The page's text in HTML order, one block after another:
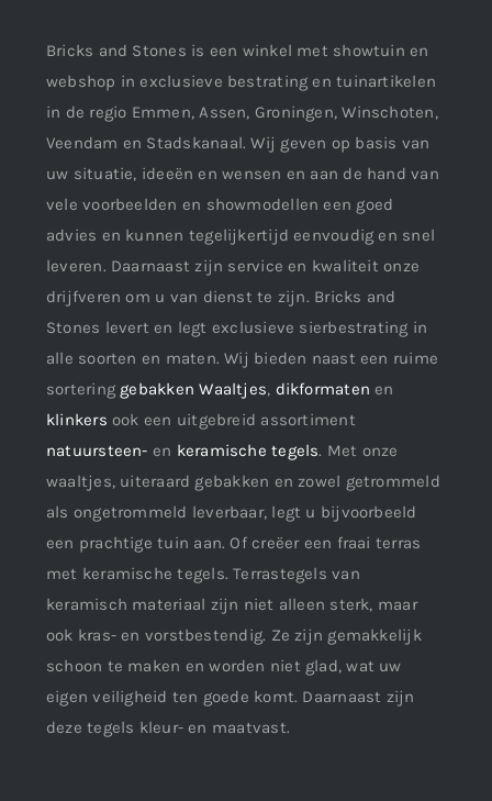
Bricks and Stones is een winkel met showtuin en
webshop in exclusieve bestrating en tuinartikelen
in de regio Emmen, Assen, Groningen, Winschoten,
Veendam en Stadskanaal. Wij geven op basis van
uw situatie, ideeën en wensen en aan de hand van
vele voorbeelden en showmodellen een goed
advies en kunnen tegelijkertijd eenvoudig en snel
leveren. Daarnaast zijn service en kwaliteit onze
drijfveren om u van dienst te zijn. Bricks and
Stones levert en legt exclusieve sierbestrating in
alle soorten en maten. Wij bieden naast een ruime
sortering gebakken Waaltjes, dikformaten en
klinkers ook een uitgebreid assortiment
natuursteen- en keramische tegels. Met onze
waaltjes, uiteraard gebakken en zowel getrommeld
als ongetrommeld leverbaar, legt u bijvoorbeeld
een prachtige tuin aan. Of creëer een fraai terras
met keramische tegels. Terrastegels van
keramisch materiaal zijn niet alleen sterk, maar
ook kras- en vorstbestendig. Ze zijn gemakkelijk
schoon te maken en worden niet glad, wat uw
eigen veiligheid ten goede komt. Daarnaast zijn
deze tegels kleur- en maatvast.